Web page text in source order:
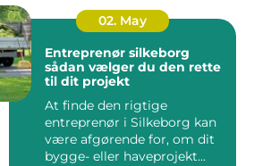
02. May
Entreprenør silkeborg
sådan vælger du den rette
til dit projekt
At finde den rigtige
entreprenør i Silkeborg kan
være afgørende for, om dit
bygge- eller haveprojekt...